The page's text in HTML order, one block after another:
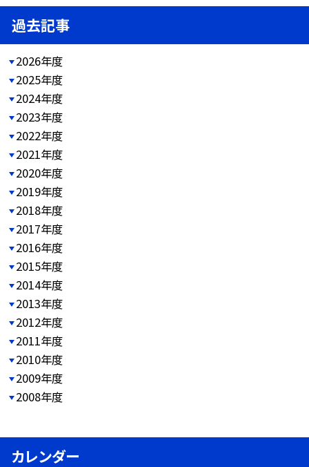
過去記事
2026年度
2025年度
2024年度
2023年度
2022年度
2021年度
2020年度
2019年度
2018年度
2017年度
2016年度
2015年度
2014年度
2013年度
2012年度
2011年度
2010年度
2009年度
2008年度
カレンダー